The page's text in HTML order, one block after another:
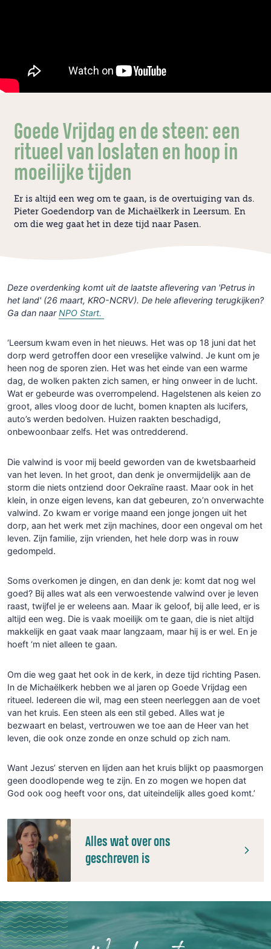
Goede Vrijdag en de steen: een
ritueel van loslaten en hoop in
moeilijke tijden
Er is altijd een weg om te gaan, is de overtuiging van ds.
Pieter Goedendorp van de Michaëlkerk in Leersum. En
om die weg gaat het in deze tijd naar Pasen.
Deze overdenking komt uit de laatste aflevering van 'Petrus in
het land' (26 maart, KRO-NCRV). De hele aflevering terugkijken?
Ga dan naarNPO Start.
‘Leersum kwam even in het nieuws. Het was op 18 juni dat het
dorp werd getroffen door een vreselijke valwind. Je kunt om je
heen nog de sporen zien. Het was het einde van een warme
dag, de wolken pakten zich samen, er hing onweer in de lucht.
Wat er gebeurde was overrompelend. Hagelstenen als keien zo
groot, alles vloog door de lucht, bomen knapten als lucifers,
auto’s werden bedolven. Huizen raakten beschadigd,
onbewoonbaar zelfs. Het was ontredderend.
Die valwind is voor mij beeld geworden van de kwetsbaarheid
van het leven. In het groot, dan denk je onvermijdelijk aan de
storm die niets ontziend door Oekraïne raast. Maar ook in het
klein, in onze eigen levens, kan dat gebeuren, zo’n onverwachte
valwind. Zo kwam er vorige maand een jonge jongen uit het
dorp, aan het werk met zijn machines, door een ongeval om het
leven. Zijn familie, zijn vrienden, het hele dorp was in rouw
gedompeld.
Soms overkomen je dingen, en dan denk je: komt dat nog wel
goed? Bij alles wat als een verwoestende valwind over je leven
raast, twijfel je er weleens aan. Maar ik geloof, bij alle leed, er is
altijd een weg. Die is vaak moeilijk om te gaan, die is niet altijd
makkelijk en gaat vaak maar langzaam, maar hij is er wel. En je
hoeft ‘m niet alleen te gaan.
Om die weg gaat het ook in de kerk, in deze tijd richting Pasen.
In de Michaëlkerk hebben we al jaren op Goede Vrijdag een
ritueel. Iedereen die wil, mag een steen neerleggen aan de voet
van het kruis. Een steen als een stil gebed. Alles wat je
bezwaart en belast, vertrouwen we toe aan de Heer van het
leven, die ook onze zonde en onze schuld op zich nam.
Want Jezus’ sterven en lijden aan het kruis blijkt op paasmorgen
geen doodlopende weg te zijn. En zo mogen we hopen dat
God ook oog heeft voor ons, dat uiteindelijk alles goed komt.’
Alles wat over ons
geschreven is